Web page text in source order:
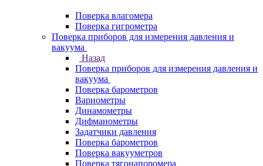
Поверка влагомера
Поверка гигрометра
Поверка приборов для измерения давления и
вакуума
Назад
Поверка приборов для измерения давления и
вакуума
Поверка барометров
Вариометры
Динамометры
Дифманометры
Задатчики давления
Поверка барометров
Поверка вакууметров
Поверка тягонапоромера